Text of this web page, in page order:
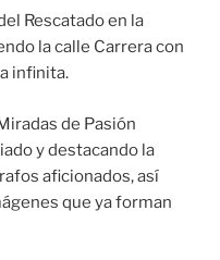
Rescatado en la
la calle Carrera con
infinita.
de Pasión
y destacando la
aficionados, así
que ya forman